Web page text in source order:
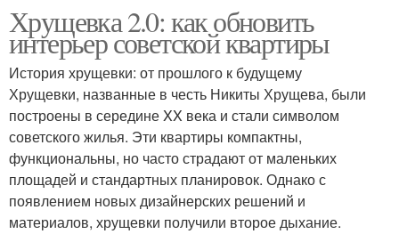
Хрущевка 2.0: как обновить
интерьер советской квартиры
История хрущевки: от прошлого к будущему
Хрущевки, названные в честь Никиты Хрущева, были
построены в середине XX века и стали символом
советского жилья. Эти квартиры компактны,
функциональны, но часто страдают от маленьких
площадей и стандартных планировок. Однако с
появлением новых дизайнерских решений и
материалов, хрущевки получили второе дыхание.